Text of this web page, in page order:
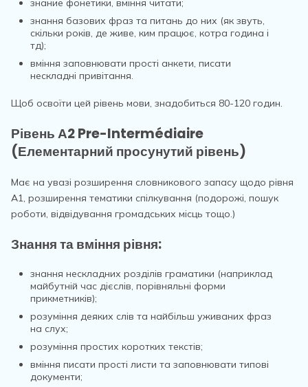
знание фонетики, вміння читати;
знання базових фраз та питань до них (як звуть,
скільки років, де живе, ким працює, котра година і
тд);
вміння заповнювати прості анкети, писати
нескладні привітання.
Щоб освоїти цей рівень мови, знадобиться 80-120 годин.
Рівень А2 Pre-Intermédiaire
(Елементарний просунутий рівень)
Має на увазі розширення словникового запасу щодо рівня
А1, розширення тематики спілкування (подорожі, пошук
роботи, відвідування громадських місць тощо.)
Знання та вміння рівня:
знання нескладних розділів граматики (наприклад
майбутній час дієслів, порівняльні форми
прикметників);
розуміння деяких слів та найбільш уживаних фраз
на слух;
розуміння простих коротких текстів;
вміння писати прості листи та заповнювати типові
документи;